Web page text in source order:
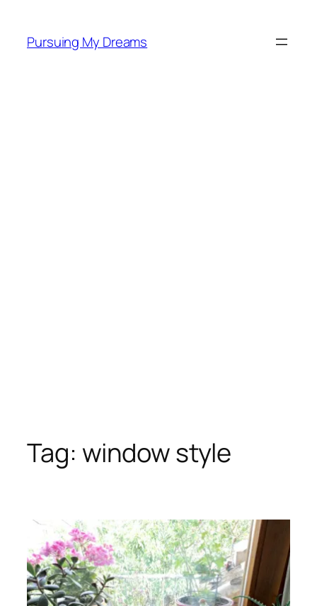
content
Pursuing My Dreams
Tag: window style